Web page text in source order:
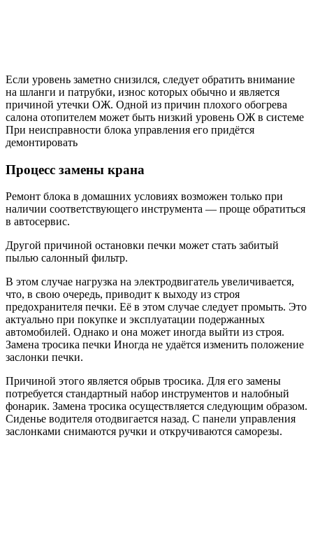
Если уровень заметно снизился, следует обратить внимание
на шланги и патрубки, износ которых обычно и является
причиной утечки ОЖ. Одной из причин плохого обогрева
салона отопителем может быть низкий уровень ОЖ в системе
При неисправности блока управления его придётся
демонтировать
Процесс замены крана
Ремонт блока в домашних условиях возможен только при
наличии соответствующего инструмента — проще обратиться
в автосервис.
Другой причиной остановки печки может стать забитый
пылью салонный фильтр.
В этом случае нагрузка на электродвигатель увеличивается,
что, в свою очередь, приводит к выходу из строя
предохранителя печки. Её в этом случае следует промыть. Это
актуально при покупке и эксплуатации подержанных
автомобилей. Однако и она может иногда выйти из строя.
Замена тросика печки Иногда не удаётся изменить положение
заслонки печки.
Причиной этого является обрыв тросика. Для его замены
потребуется стандартный набор инструментов и налобный
фонарик. Замена тросика осуществляется следующим образом.
Сиденье водителя отодвигается назад. С панели управления
заслонками снимаются ручки и откручиваются саморезы.